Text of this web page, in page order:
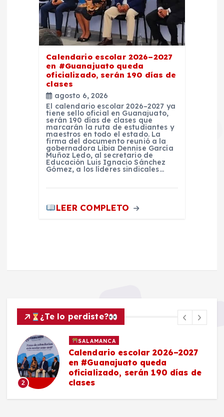
Calendario escolar 2026–2027
en #Guanajuato queda
oficializado, serán 190 días de
clases
agosto 6, 2026
El calendario escolar 2026–2027 ya
tiene sello oficial en Guanajuato,
serán 190 días de clases que
marcarán la ruta de estudiantes y
maestros en todo el estado. La
firma del documento reunió a la
gobernadora Libia Dennise García
Muñoz Ledo, al secretario de
Educación Luis Ignacio Sánchez
Gómez, a los líderes sindicales…
LEER COMPLETO
¿Te lo perdiste?
2
SALAMANCA
Calendario escolar 2026–2027
en #Guanajuato queda
oficializado, serán 190 días de
clases